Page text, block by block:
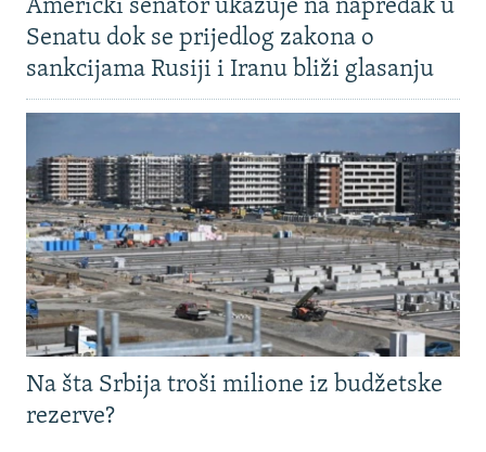
Američki senator ukazuje na napredak u
Senatu dok se prijedlog zakona o
sankcijama Rusiji i Iranu bliži glasanju
Na šta Srbija troši milione iz budžetske
rezerve?